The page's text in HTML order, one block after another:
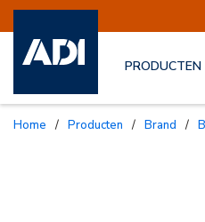
PRODUCTEN
Home / Producten / Brand /